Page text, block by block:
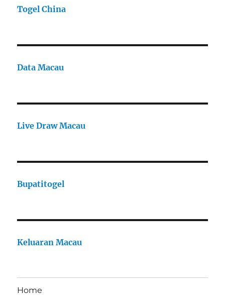
Togel China
Data Macau
Live Draw Macau
Bupatitogel
Keluaran Macau
Home